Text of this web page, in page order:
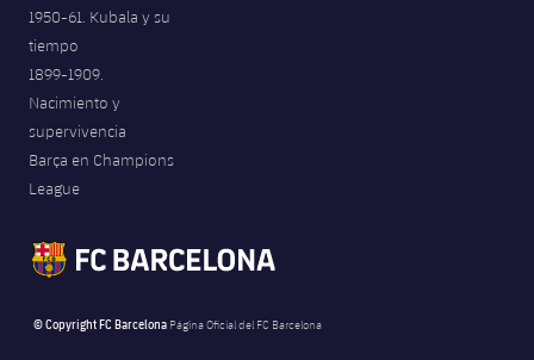
1950-61. Kubala y su
tiempo
1899-1909.
Nacimiento y
supervivencia
Barça en Champions
League
© Copyright FC Barcelona Página Oficial del FC Barcelona